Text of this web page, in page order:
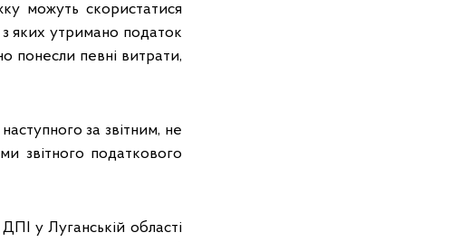
можуть скористатися
з яких утримано податок
понесли певні витрати,
за звітним, не
звітного податкового
у Луганській області